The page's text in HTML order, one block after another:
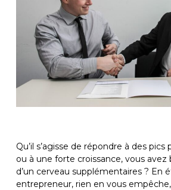
Qu’il s’agisse de répondre à des
ou à une forte croissance, vous avez
d’un cerveau supplémentaires ? En
entrepreneur, rien en vous